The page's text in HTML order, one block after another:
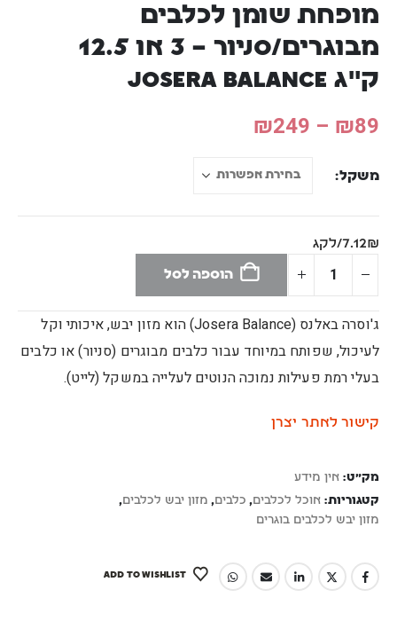
מופחת שומן לכלבים
מבוגרים/סניור – 3 או 12.5
ק"ג Josera Balance
₪89
–
₪249
משקל
7.12₪/לקג
הוספה לסל
ג'וסרה באלנס (Josera Balance) הוא מזון יבש, איכותי וקל
לעיכול, שפותח במיוחד עבור כלבים מבוגרים (סניור) או כלבים
בעלי רמת פעילות נמוכה הנוטים לעלייה במשקל (לייט).
קישור לאתר יצרן
מק"ט: אין מידע
קטגוריות: אוכל לכלבים, כלבים, מזון יבש לכלבים,
מזון יבש לכלבים בוגרים
ADD TO WISHLIST